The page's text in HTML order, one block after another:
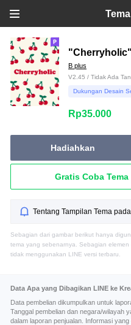
"Cherryholic"
B plus
V2.45 / Tidak Ada
Dukungan Desain
Rp35.000
Hadiahkan
Gratis Coba
Tentang Tampilan Tema
Sebagian dari gambar berikut hanya
tema yang sebenarnya. Sebagian
tidak menggunakan LINE versi terbaru.
Data Apa yang Dibagikan LINE ke
Data pembelian dikumpulkan untuk
Tanggal pembelian dan negara/wilayah
dalam laporan penjualan. Informasi